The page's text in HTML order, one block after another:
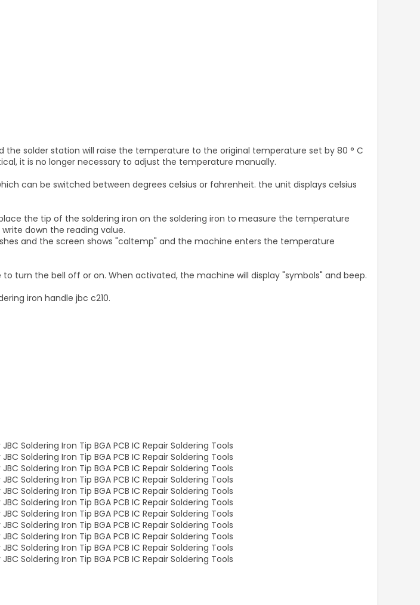
solder station will raise the temperature to the original temperature set by 80 ° C
it is no longer necessary to adjust the temperature manually.
can be switched between degrees celsius or fahrenheit. the unit displays celsius
the tip of the soldering iron on the soldering iron to measure the temperature
down the reading value.
and the screen shows "caltemp" and the machine enters the temperature
turn the bell off or on. When activated, the machine will display "symbols" and beep.
iron handle jbc c210.